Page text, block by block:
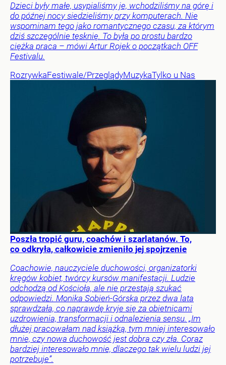
Dzieci były małe, usypialiśmy je, wchodziliśmy na górę i
do późnej nocy siedzieliśmy przy komputerach. Nie
wspominam tego jako romantycznego czasu, za którym
dziś szczególnie tęsknię. To była po prostu bardzo
ciężka praca – mówi Artur Rojek o początkach OFF
Festivalu.
RozrywkaFestiwale/PrzeglądyMuzykaTylko u Nas
Poszła tropić guru, coachów i szarlatanów. To,
co odkryła, całkowicie zmieniło jej spojrzenie
Coachowie, nauczyciele duchowości, organizatorki
kręgów kobiet, twórcy kursów manifestacji. Ludzie
odchodzą od Kościoła, ale nie przestają szukać
odpowiedzi. Monika Sobień-Górska przez dwa lata
sprawdzała, co naprawdę kryje się za obietnicami
uzdrowienia, transformacji i odnalezienia sensu. „Im
dłużej pracowałam nad książką, tym mniej interesowało
mnie, czy nowa duchowość jest dobra czy zła. Coraz
bardziej interesowało mnie, dlaczego tak wielu ludzi jej
potrzebuje”.